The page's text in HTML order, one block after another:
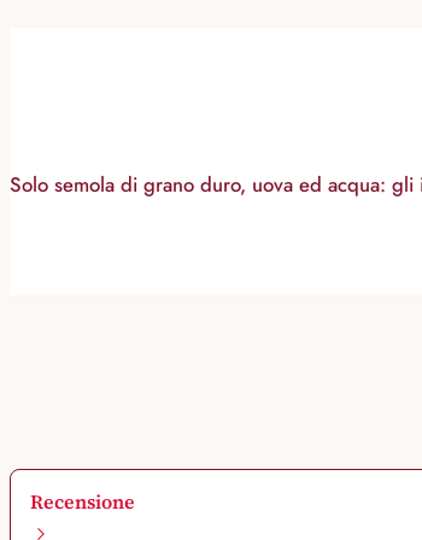
Solo semola di grano duro, uova ed acqua:
Recensione